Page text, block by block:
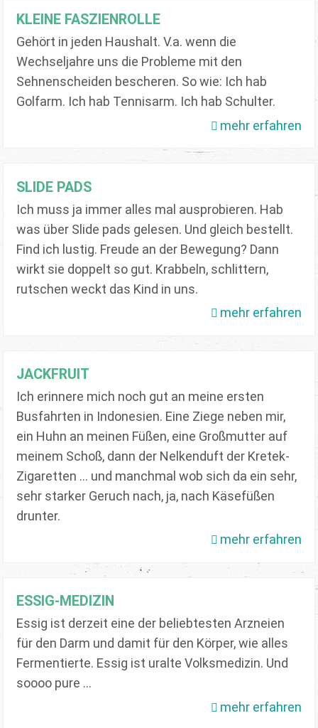
KLEINE FASZIENROLLE
Gehört in jeden Haushalt. V.a. wenn die
Wechseljahre uns die Probleme mit den
Sehnenscheiden bescheren. So wie: Ich hab
Golfarm. Ich hab Tennisarm. Ich hab Schulter.
mehr erfahren
SLIDE PADS
Ich muss ja immer alles mal ausprobieren. Hab
was über Slide pads gelesen. Und gleich bestellt.
Find ich lustig. Freude an der Bewegung? Dann
wirkt sie doppelt so gut. Krabbeln, schlittern,
rutschen weckt das Kind in uns.
mehr erfahren
JACKFRUIT
Ich erinnere mich noch gut an meine ersten
Busfahrten in Indonesien. Eine Ziege neben mir,
ein Huhn an meinen Füßen, eine Großmutter auf
meinem Schoß, dann der Nelkenduft der Kretek-
Zigaretten ... und manchmal wob sich da ein sehr,
sehr starker Geruch nach, ja, nach Käsefüßen
drunter.
mehr erfahren
ESSIG-MEDIZIN
Essig ist derzeit eine der beliebtesten Arzneien
für den Darm und damit für den Körper, wie alles
Fermentierte. Essig ist uralte Volksmedizin. Und
soooo pure ...
mehr erfahren